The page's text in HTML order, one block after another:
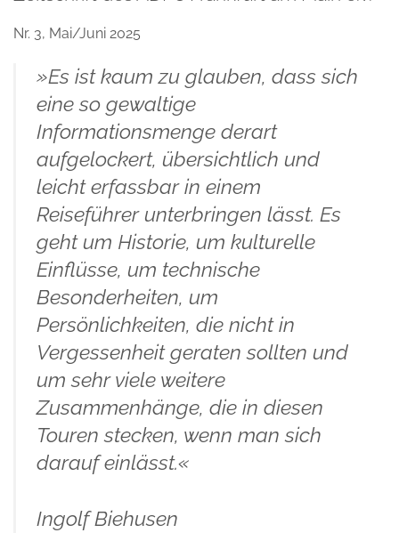
Nr. 3, Mai/Juni 2025
»Es ist kaum zu glauben, dass sich
eine so gewaltige
Informationsmenge derart
aufgelockert, übersichtlich und
leicht erfassbar in einem
Reiseführer unterbringen lässt. Es
geht um Historie, um kulturelle
Einflüsse, um technische
Besonderheiten, um
Persönlichkeiten, die nicht in
Vergessenheit geraten sollten und
um sehr viele weitere
Zusammenhänge, die in diesen
Touren stecken, wenn man sich
darauf einlässt.«
Ingolf Biehusen